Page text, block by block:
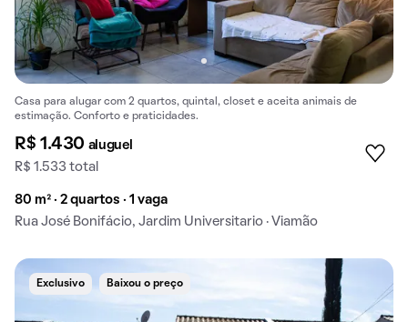
Casa para alugar com 2 quartos, quintal, closet e aceita animais de
estimação. Conforto e praticidades.
R$ 1.430 aluguel
R$ 1.533 total
80 m² · 2 quartos · 1 vaga
Rua José Bonifácio, Jardim Universitario · Viamão
Exclusivo Baixou o preço